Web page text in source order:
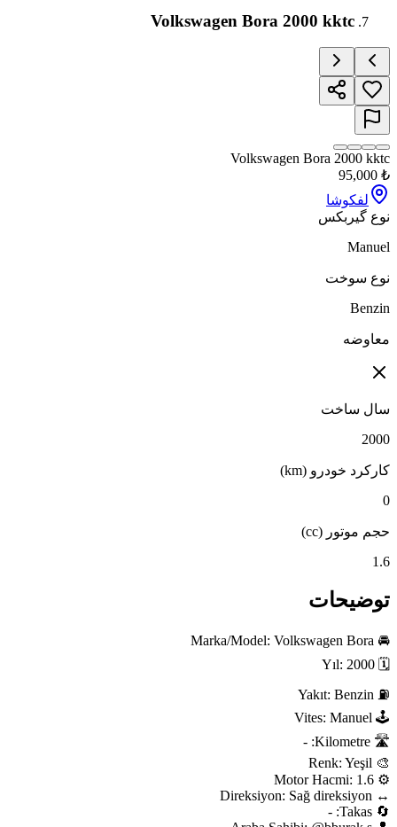
Volkswagen Bora 2000 kktc
Volkswagen Bora 2000 kktc
₺
95,000
لفکوشا
نوع گیربکس
Manuel
نوع سوخت
Benzin
معاوضه
سال ساخت
2000
کارکرد خودرو (km)
0
حجم موتور (cc)
1.6
توضیحات